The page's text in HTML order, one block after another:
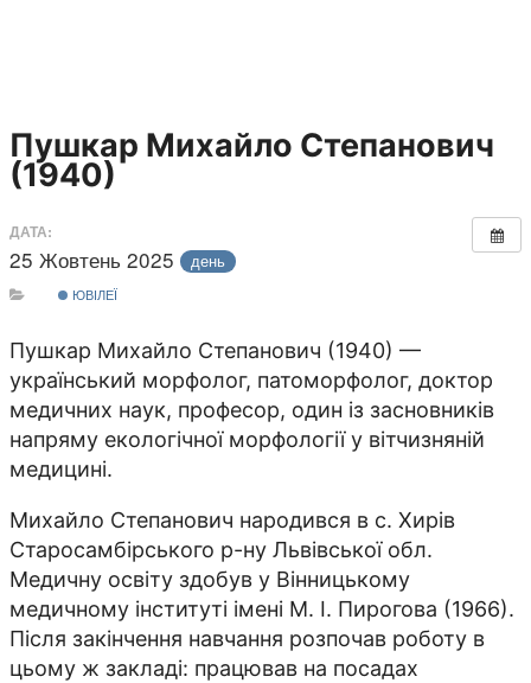
Пушкар Михайло Степанович
(1940)
ДАТА:
25 Жовтень 2025 день
ЮВІЛЕЇ
Пушкар Михайло Степанович (1940) —
український морфолог, патоморфолог, доктор
медичних наук, професор, один із засновників
напряму екологічної морфології у вітчизняній
медицині.
Михайло Степанович народився в с. Хирів
Старосамбірського р-ну Львівської обл.
Медичну освіту здобув у Вінницькому
медичному інституті імені М. І. Пирогова (1966).
Після закінчення навчання розпочав роботу в
цьому ж закладі: працював на посадах